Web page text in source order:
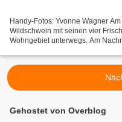
Handy-Fotos: Yvonne Wagner
Wildschwein mit seinen vier
Wohngebiet unterwegs. Am
Gehostet von Overblog